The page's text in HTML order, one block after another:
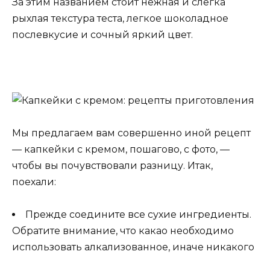
За этим названием стоит нежная и слегка
рыхлая текстура теста, легкое шоколадное
послевкусие и сочный яркий цвет.
Мы предлагаем вам совершенно иной рецепт
— капкейки с кремом, пошагово, с фото, —
чтобы вы почувствовали разницу. Итак,
поехали:
Прежде соедините все сухие ингредиенты.
Обратите внимание, что какао необходимо
использовать алкализованное, иначе никакого